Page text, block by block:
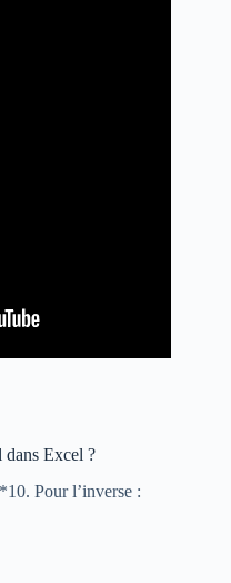
Excel ?
Pour l’inverse :